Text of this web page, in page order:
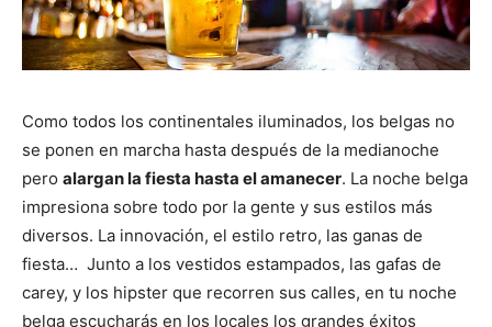
Como todos los continentales iluminados, los belgas no
se ponen en marcha hasta después de la medianoche
pero alargan la fiesta hasta el amanecer. La noche belga
impresiona sobre todo por la gente y sus estilos más
diversos. La innovación, el estilo retro, las ganas de
fiesta… Junto a los vestidos estampados, las gafas de
carey, y los hipster que recorren sus calles, en tu noche
belga escucharás en los locales los grandes éxitos